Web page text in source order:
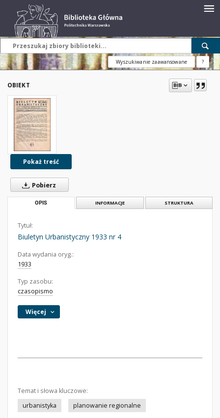
Wyszukiwanie zaawansowane ?
OBIEKT
Pokaż treść
Pobierz
OPIS INFORMACJE STRUKTURA
Tytuł:
Biuletyn Urbanistyczny 1933 nr 4
Data wydania oryg.:
1933
Typ zasobu:
czasopismo
Więcej
Temat i słowa kluczowe:
urbanistyka
planowanie regionalne